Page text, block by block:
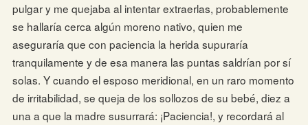
pulgar y me quejaba al intentar extraerlas, probablemente
se hallaría cerca algún moreno nativo, quien me
aseguraría que con paciencia la herida supuraría
tranquilamente y de esa manera las puntas saldrían por sí
solas. Y cuando el esposo meridional, en un raro momento
de irritabilidad, se queja de los sollozos de su bebé, diez a
una a que la madre susurrará: ¡Paciencia!, y recordará al